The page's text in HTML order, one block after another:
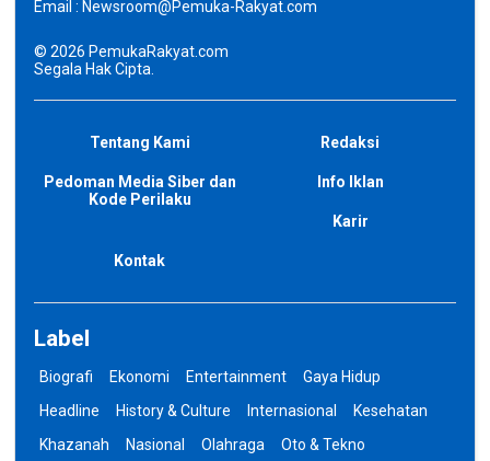
Email : Newsroom@Pemuka-Rakyat.com
©2026 PemukaRakyat.com
Segala Hak Cipta.
Tentang Kami Redaksi
Pedoman Media Siber dan
Kode Perilaku
Info Iklan
Karir
Kontak
Label
Biografi Ekonomi Entertainment
Gaya Hidup
Headline
History & Culture Internasional
Kesehatan
Khazanah
Nasional Olahraga Oto & Tekno